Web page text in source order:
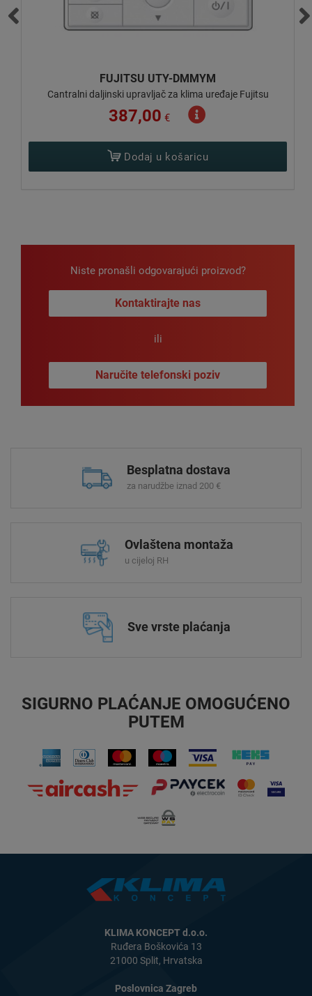
FUJITSU UTY-DMMYM
Cantralni daljinski upravljač za klima uređaje Fujitsu
387,00 €
Dodaj u košaricu
Niste pronašli odgovarajući proizvod?
Kontaktirajte nas
ili
Naručite telefonski poziv
Besplatna dostava
za narudžbe iznad 200 €
Ovlaštena montaža
u cijeloj RH
Sve vrste plaćanja
SIGURNO PLAĆANJE OMOGUĆENO
PUTEM
KLIMA KONCEPT d.o.o.
Ruđera Boškovića 13
21000 Split, Hrvatska
Poslovnica Zagreb